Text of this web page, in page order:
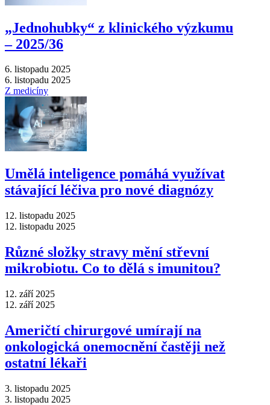
„Jednohubky“ z klinického výzkumu
–⁠ 2025/36
6. listopadu 2025
6. listopadu 2025
Z medicíny
Umělá inteligence pomáhá využívat
stávající léčiva pro nové diagnózy
12. listopadu 2025
12. listopadu 2025
Různé složky stravy mění střevní
mikrobiotu. Co to dělá s imunitou?
12. září 2025
12. září 2025
Američtí chirurgové umírají na
onkologická onemocnění častěji než
ostatní lékaři
3. listopadu 2025
3. listopadu 2025